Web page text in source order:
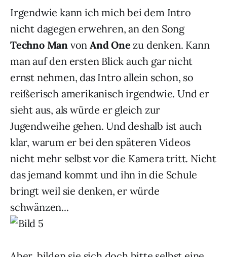
Irgendwie kann ich mich bei dem Intro
nicht dagegen erwehren, an den Song
Techno Man von And One zu denken. Kann
man auf den ersten Blick auch gar nicht
ernst nehmen, das Intro allein schon, so
reißerisch amerikanisch irgendwie. Und er
sieht aus, als würde er gleich zur
Jugendweihe gehen. Und deshalb ist auch
klar, warum er bei den späteren Videos
nicht mehr selbst vor die Kamera tritt. Nicht
das jemand kommt und ihn in die Schule
bringt weil sie denken, er würde
schwänzen...